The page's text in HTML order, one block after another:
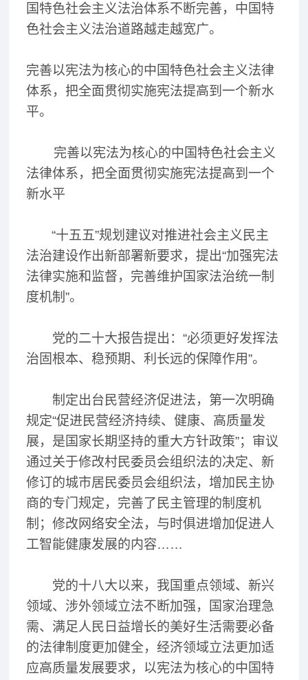
国特色社会主义法治体系不断完善，中国特
色社会主义法治道路越走越宽广。
完善以宪法为核心的中国特色社会主义法律
体系，把全面贯彻实施宪法提高到一个新水
平。
完善以宪法为核心的中国特色社会主义
法律体系，把全面贯彻实施宪法提高到一个
新水平
“十五五”规划建议对推进社会主义民主
法治建设作出新部署新要求，提出“加强宪法
法律实施和监督，完善维护国家法治统一制
度机制”。
党的二十大报告提出：“必须更好发挥法
治固根本、稳预期、利长远的保障作用”。
制定出台民营经济促进法，第一次明确
规定“促进民营经济持续、健康、高质量发
展，是国家长期坚持的重大方针政策”；审议
通过关于修改村民委员会组织法的决定、新
修订的城市居民委员会组织法，增加民主协
商的专门规定，完善了民主管理的制度机
制；修改网络安全法，与时俱进增加促进人
工智能健康发展的内容……
党的十八大以来，我国重点领域、新兴
领域、涉外领域立法不断加强，国家治理急
需、满足人民日益增长的美好生活需要必备
的法律制度更加健全，经济领域立法更加适
应高质量发展要求，以宪法为核心的中国特